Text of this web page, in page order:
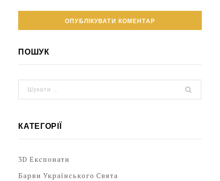
ПОШУК
КАТЕГОРІЇ
3D Експонати
Барви Українського Свята